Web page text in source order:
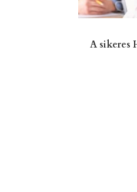
A sikeres